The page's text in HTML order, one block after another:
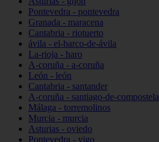
Pontevedra - pontevedra
Granada - maracena
Cantabria - riotuerto
ávila - el-barco-de-ávila
La-rioja - haro
A-coruña - a-coruña
León - león
Cantabria - santander
A-coruña - santiago-de-compostela
Málaga - torremolinos
Murcia - murcia
Asturias - oviedo
Pontevedra - vigo